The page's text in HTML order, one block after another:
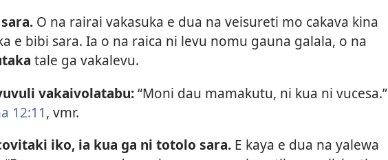
O na rairai vakasuka e dua na veisureti mo cakava kina
e bibi sara. Ia o na raica ni levu nomu gauna galala, o na
tale ga vakalevu.
vakaivolatabu:“Moni dau mamakutu, ni kua ni vucesa.”​
12:11, vmr.
iko, ia kua ga ni totolo sara.E kaya e dua na yalewa